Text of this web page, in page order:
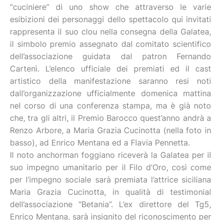
“cuciniere” di uno show che attraverso le varie
esibizioni dei personaggi dello spettacolo qui invitati
rappresenta il suo clou nella consegna della Galatea,
il simbolo premio assegnato dal comitato scientifico
dell’associazione guidata dal patron Fernando
Cartenì. L’elenco ufficiale dei premiati ed il cast
artistico della manifestazione saranno resi noti
dall’organizzazione ufficialmente domenica mattina
nel corso di una conferenza stampa, ma è già noto
che, tra gli altri, il Premio Barocco quest’anno andrà a
Renzo Arbore, a Maria Grazia Cucinotta (nella foto in
basso), ad Enrico Mentana ed a Flavia Pennetta.
Il noto anchorman foggiano riceverà la Galatea per il
suo impegno umanitario per il Filo d’Oro, così come
per l’impegno sociale sarà premiata l’attrice siciliana
Maria Grazia Cucinotta, in qualità di testimonial
dell’associazione “Betania”. L’ex direttore del Tg5,
Enrico Mentana, sarà insignito del riconoscimento per